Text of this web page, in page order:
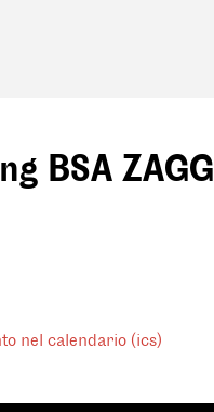
BSA ZAGG
nel calendario (ics)